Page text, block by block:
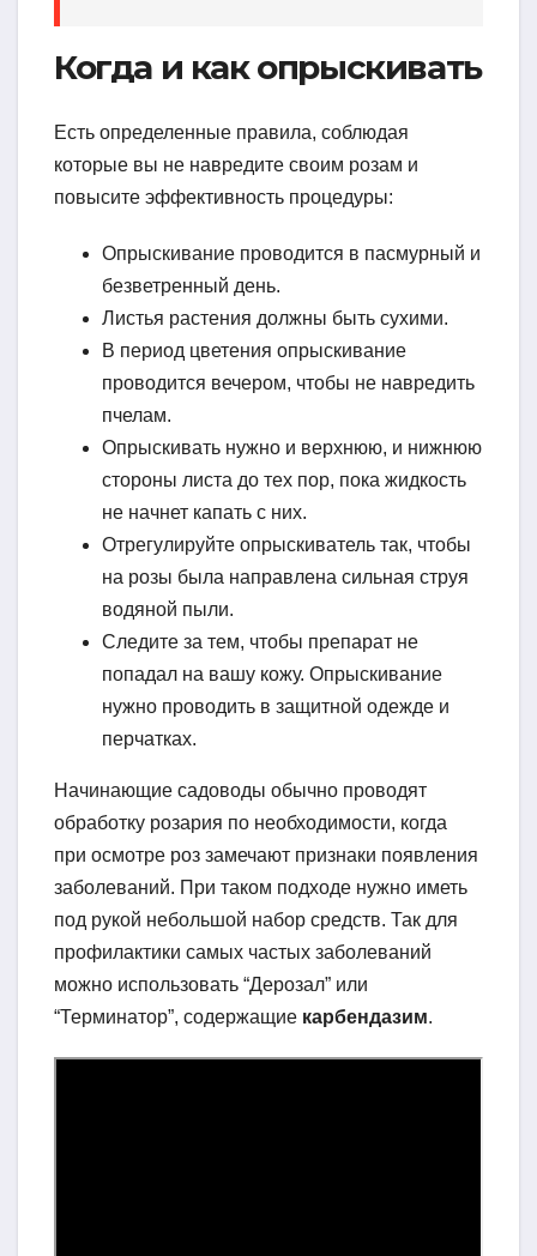
Когда и как опрыскивать
Есть определенные правила, соблюдая
которые вы не навредите своим розам и
повысите эффективность процедуры:
Опрыскивание проводится в пасмурный и
безветренный день.
Листья растения должны быть сухими.
В период цветения опрыскивание
проводится вечером, чтобы не навредить
пчелам.
Опрыскивать нужно и верхнюю, и нижнюю
стороны листа до тех пор, пока жидкость
не начнет капать с них.
Отрегулируйте опрыскиватель так, чтобы
на розы была направлена сильная струя
водяной пыли.
Следите за тем, чтобы препарат не
попадал на вашу кожу. Опрыскивание
нужно проводить в защитной одежде и
перчатках.
Начинающие садоводы обычно проводят
обработку розария по необходимости, когда
при осмотре роз замечают признаки появления
заболеваний. При таком подходе нужно иметь
под рукой небольшой набор средств. Так для
профилактики самых частых заболеваний
можно использовать “Дерозал” или
“Терминатор”, содержащие карбендазим.